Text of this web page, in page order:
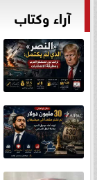
آراء وكتاب